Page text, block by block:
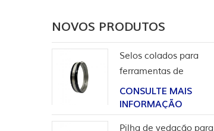
NOVOS PRODUTOS
Selos colados para
ferramentas de
completação
CONSULTE MAIS
INFORMAÇÃO
Pilha de vedação para